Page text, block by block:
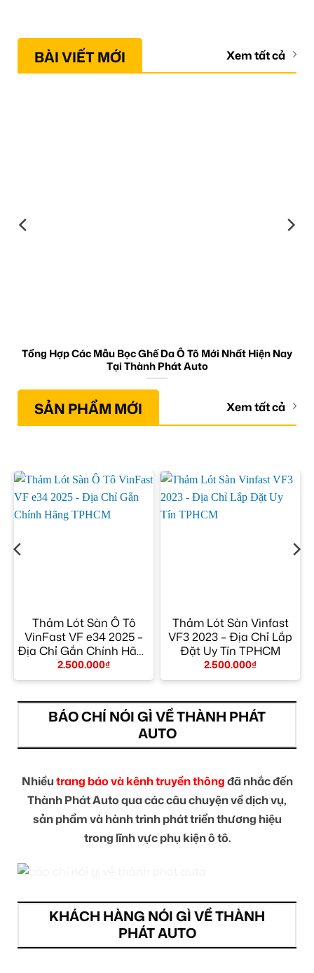
BÀI VIẾT MỚI Xem tất cả
Tổng Hợp Các Mẫu Bọc Ghế Da Ô Tô Mới Nhất Hiện Nay
Tại Thành Phát Auto
SẢN PHẨM MỚI Xem tất cả
Thảm Lót Sàn Ô Tô
VinFast VF e34 2025 –
Địa Chỉ Gắn Chính Hãng
TPHCM
2.500.000₫
Thảm Lót Sàn Vinfast
VF3 2023 – Địa Chỉ Lắp
Đặt Uy Tín TPHCM
2.500.000₫
BÁO CHÍ NÓI GÌ VỀ THÀNH PHÁT
AUTO
Nhiềutrang báo và kênh truyền thôngđã nhắc đến
Thành Phát Auto qua các câu chuyện về dịch vụ,
sản phẩm và hành trình phát triển thương hiệu
trong lĩnh vực phụ kiện ô tô.
KHÁCH HÀNG NÓI GÌ VỀ THÀNH
PHÁT AUTO